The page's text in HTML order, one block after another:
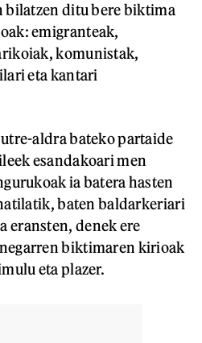
ditu bere biktima
emigranteak,
komunistak,
eta kantari
aldra bateko partaide
esandakoari men
ia batera hasten
baten baldarkeriari
eransten, denek ere
biktimaren kirioak
eta plazer.